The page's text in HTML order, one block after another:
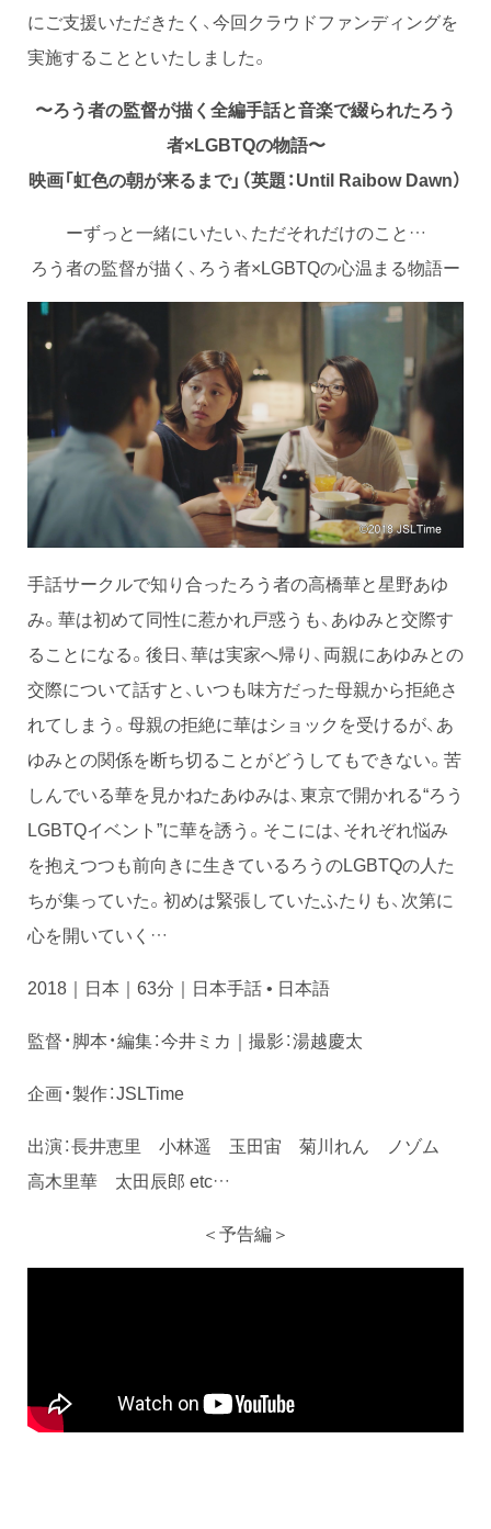
にご支援いただきたく、今回クラウドファンディングを
実施することといたしました。
〜ろう者の監督が描く全編手話と音楽で綴られたろう
者×LGBTQの物語〜
映画「虹色の朝が来るまで」（英題：Until Raibow Dawn）
ーずっと一緒にいたい、ただそれだけのこと…
ろう者の監督が描く、ろう者×LGBTQの心温まる物語ー
手話サークルで知り合ったろう者の高橋華と星野あゆ
み。華は初めて同性に惹かれ戸惑うも、あゆみと交際す
ることになる。後日、華は実家へ帰り、両親にあゆみとの
交際について話すと、いつも味方だった母親から拒絶さ
れてしまう。母親の拒絶に華はショックを受けるが、あ
ゆみとの関係を断ち切ることがどうしてもできない。苦
しんでいる華を見かねたあゆみは、東京で開かれる“ろう
LGBTQイベント”に華を誘う。そこには、それぞれ悩み
を抱えつつも前向きに生きているろうのLGBTQの人た
ちが集っていた。初めは緊張していたふたりも、次第に
心を開いていく…
2018｜日本｜63分｜日本手話 • 日本語
監督・脚本・編集：今井ミカ｜撮影：湯越慶太
企画・製作：JSLTime
出演：長井恵里 小林遥 玉田宙 菊川れん ノゾム
高木里華 太田辰郎 etc…
＜予告編＞